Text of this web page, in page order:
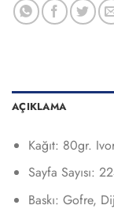
AÇIKLAMA
Kağıt: 80gr.
Sayfa Sayısı:
Baskı: Gofre,